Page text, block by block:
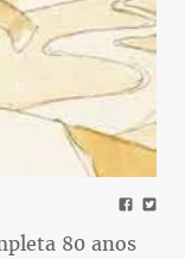
80 anos